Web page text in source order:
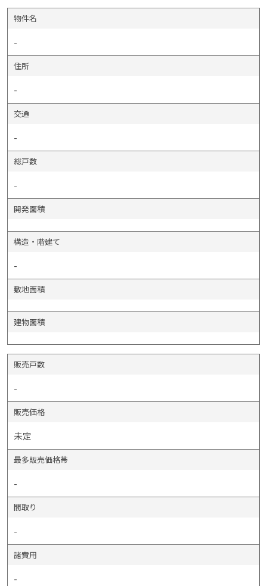
物件名
-
住所
-
交通
-
総戸数
-
開発面積
構造・階建て
-
敷地面積
建物面積
販売戸数
-
販売価格
未定
最多販売価格帯
-
間取り
-
諸費用
-